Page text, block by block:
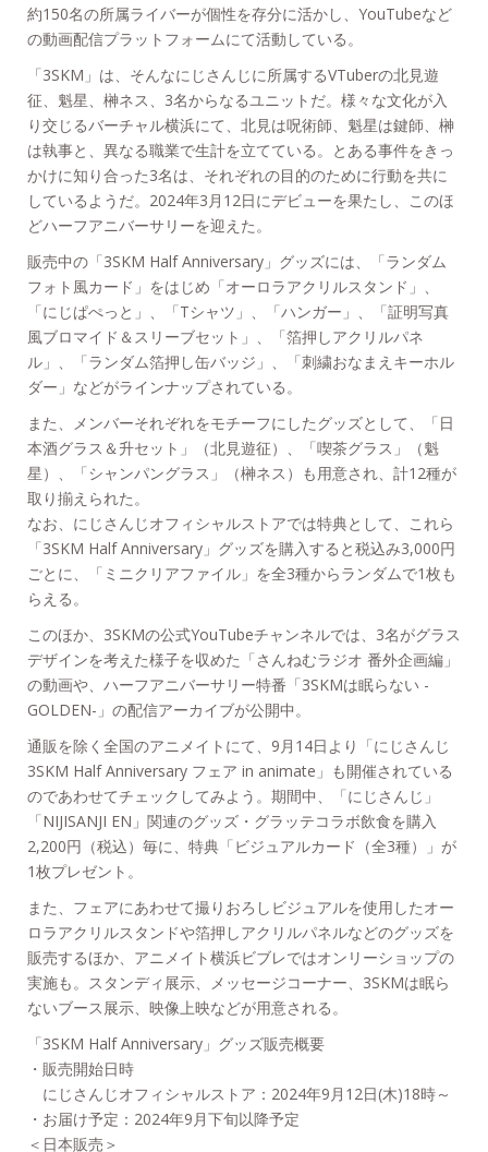
約150名の所属ライバーが個性を存分に活かし、YouTubeなど
の動画配信プラットフォームにて活動している。
「3SKM」は、そんなにじさんじに所属するVTuberの北見遊
征、魁星、榊ネス、3名からなるユニットだ。様々な文化が入
り交じるバーチャル横浜にて、北見は呪術師、魁星は鍵師、榊
は執事と、異なる職業で生計を立てている。とある事件をきっ
かけに知り合った3名は、それぞれの目的のために行動を共に
しているようだ。2024年3月12日にデビューを果たし、このほ
どハーフアニバーサリーを迎えた。
販売中の「3SKM Half Anniversary」グッズには、「ランダム
フォト風カード」をはじめ「オーロラアクリルスタンド」、
「にじぱぺっと」、「Tシャツ」、「ハンガー」、「証明写真
風ブロマイド＆スリーブセット」、「箔押しアクリルパネ
ル」、「ランダム箔押し缶バッジ」、「刺繍おなまえキーホル
ダー」などがラインナップされている。
また、メンバーそれぞれをモチーフにしたグッズとして、「日
本酒グラス＆升セット」（北見遊征）、「喫茶グラス」（魁
星）、「シャンパングラス」（榊ネス）も用意され、計12種が
取り揃えられた。
なお、にじさんじオフィシャルストアでは特典として、これら
「3SKM Half Anniversary」グッズを購入すると税込み3,000円
ごとに、「ミニクリアファイル」を全3種からランダムで1枚も
らえる。
このほか、3SKMの公式YouTubeチャンネルでは、3名がグラス
デザインを考えた様子を収めた「さんねむラジオ 番外企画編」
の動画や、ハーフアニバーサリー特番「3SKMは眠らない -
GOLDEN-」の配信アーカイブが公開中。
通販を除く全国のアニメイトにて、9月14日より「にじさんじ
3SKM Half Anniversary フェア in animate」も開催されている
のであわせてチェックしてみよう。期間中、「にじさんじ」
「NIJISANJI EN」関連のグッズ・グラッテコラボ飲食を購入
2,200円（税込）毎に、特典「ビジュアルカード（全3種）」が
1枚プレゼント。
また、フェアにあわせて撮りおろしビジュアルを使用したオー
ロラアクリルスタンドや箔押しアクリルパネルなどのグッズを
販売するほか、アニメイト横浜ビブレではオンリーショップの
実施も。スタンディ展示、メッセージコーナー、3SKMは眠ら
ないブース展示、映像上映などが用意される。
「3SKM Half Anniversary」グッズ販売概要
・販売開始日時
にじさんじオフィシャルストア：2024年9月12日(木)18時～
・お届け予定：2024年9月下旬以降予定
＜日本販売＞